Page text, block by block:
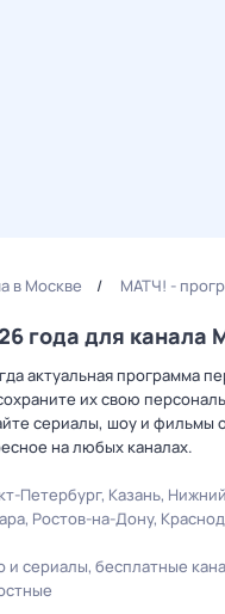
в Москве МАТЧ! -
года для
актуальная программа
их свою
сериалы, шоу и фильмы
на любых каналах.
Петербург Казань
Ростов-на-Дону
и сериалы бесплатные